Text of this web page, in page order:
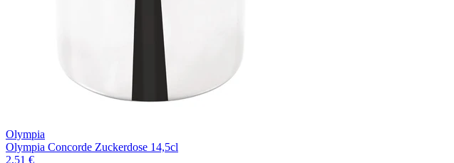
Olympia
Olympia Concorde Zuckerdose 14,5cl
2,51 €